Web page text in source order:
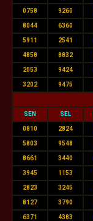
0758 9260
8044 6360
5911 2541
4858 8832
2053 9424
3202 9475
SEN SEL
0810 2824
5803 9548
8661 3440
3945 1153
2823 3245
8127 3790
6371 4383